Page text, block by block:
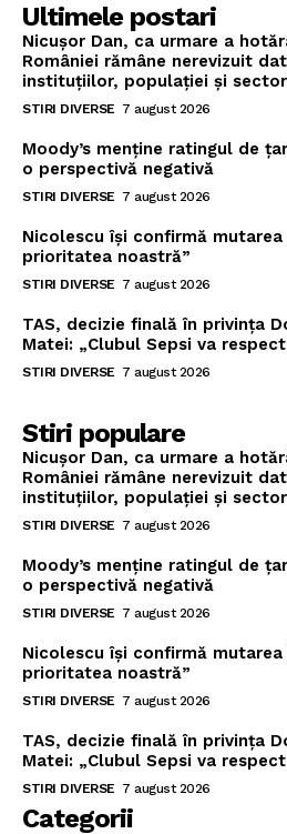
Ultimele postari
Nicușor Dan, ca urmare a
României rămâne nerevizuit
instituțiilor, populației și
STIRI DIVERSE 7 august 2026
Moody’s menține ratingul de
o perspectivă negativă
STIRI DIVERSE 7 august 2026
Nicolescu își confirmă
prioritatea noastră”
STIRI DIVERSE 7 august 2026
TAS, decizie finală în privința
Matei: „Clubul Sepsi va
STIRI DIVERSE 7 august 2026
Stiri populare
Nicușor Dan, ca urmare a
României rămâne nerevizuit
instituțiilor, populației și
STIRI DIVERSE 7 august 2026
Moody’s menține ratingul de
o perspectivă negativă
STIRI DIVERSE 7 august 2026
Nicolescu își confirmă
prioritatea noastră”
STIRI DIVERSE 7 august 2026
TAS, decizie finală în privința
Matei: „Clubul Sepsi va
STIRI DIVERSE 7 august 2026
Categorii